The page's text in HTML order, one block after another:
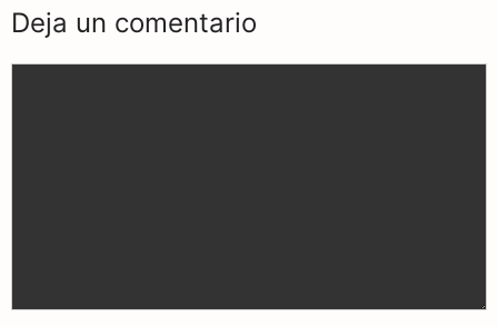
Deja un comentario